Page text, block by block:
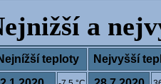
a
teploty
Nejvyšší